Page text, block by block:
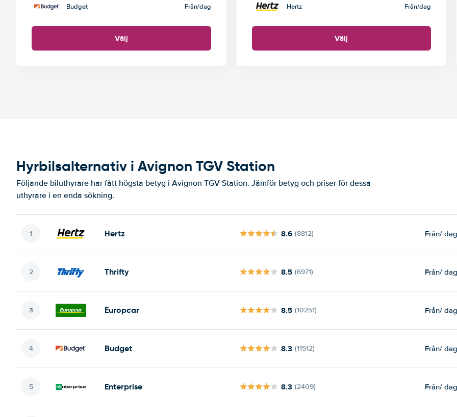
Budget Från/dag
Välj
Hertz Från/dag
Välj
Hyrbilsalternativ i Avignon TGV Station
Följande biluthyrare har fått högsta betyg i Avignon TGV Station. Jämför betyg och priser för dessa
uthyrare i en enda sökning.
Hertz 8.6 (8812) Från/ dag
Thrifty 8.5 (6971) Från/ dag
Europcar 8.5 (10251) Från/ dag
Budget 8.3 (11512) Från/ dag
Enterprise 8.3 (2409) Från/ dag